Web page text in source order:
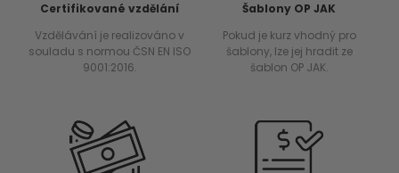
Certifikované vzdělání
Vzdělávání je realizováno v
souladu s normou ČSN EN ISO
9001:2016.
Šablony OP JAK
Pokud je kurz vhodný pro
šablony, lze jej hradit ze
šablon OP JAK.